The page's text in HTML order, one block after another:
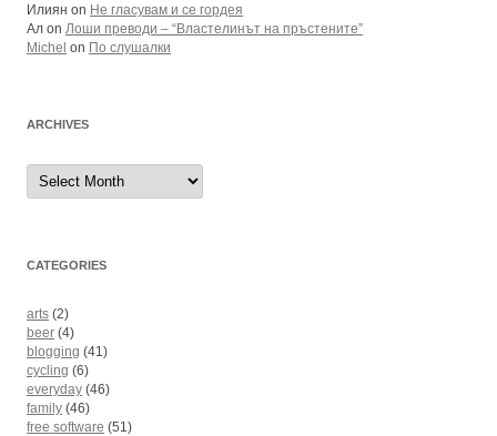
Илиян on Не гласувам и се гордея
Ал on Лоши преводи – “Властелинът на пръстените”
Michel on По слушалки
ARCHIVES
Archives
CATEGORIES
arts (2)
beer (4)
blogging (41)
cycling (6)
everyday (46)
family (46)
free software (51)